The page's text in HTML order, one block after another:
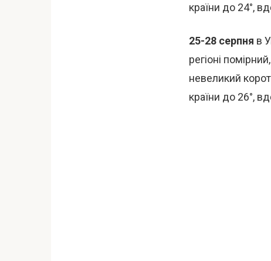
країни до 24°,
25-28 серпня в
регіоні
невеликий
країни до 26°,